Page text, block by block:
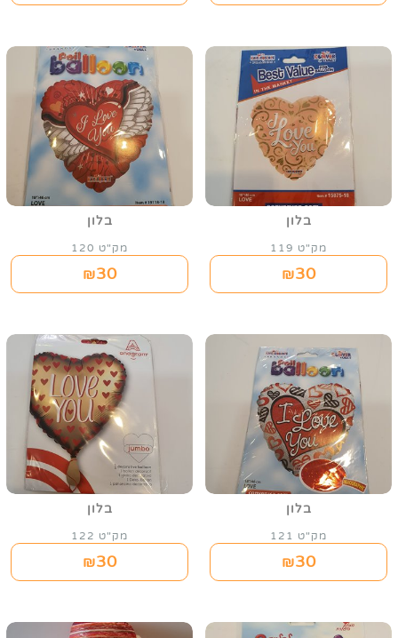
בלון
מק"ט 119
₪30
בלון
מק"ט 120
₪30
בלון
מק"ט 121
₪30
בלון
מק"ט 122
₪30